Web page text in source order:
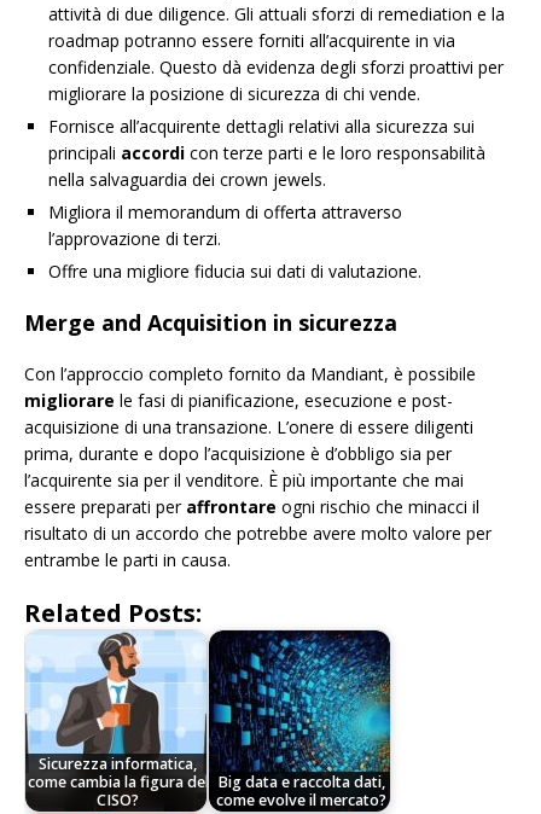
attività di due diligence. Gli attuali sforzi di remediation e la
roadmap potranno essere forniti all’acquirente in via
confidenziale. Questo dà evidenza degli sforzi proattivi per
migliorare la posizione di sicurezza di chi vende.
Fornisce all’acquirente dettagli relativi alla sicurezza sui
principali accordi con terze parti e le loro responsabilità
nella salvaguardia dei crown jewels.
Migliora il memorandum di offerta attraverso
l’approvazione di terzi.
Offre una migliore fiducia sui dati di valutazione.
Merge and Acquisition in sicurezza
Con l’approccio completo fornito da Mandiant, è possibile
migliorare le fasi di pianificazione, esecuzione e post-
acquisizione di una transazione. L’onere di essere diligenti
prima, durante e dopo l’acquisizione è d’obbligo sia per
l’acquirente sia per il venditore. È più importante che mai
essere preparati per affrontare ogni rischio che minacci il
risultato di un accordo che potrebbe avere molto valore per
entrambe le parti in causa.
Related Posts:
Sicurezza informatica,
come cambia la figura del
CISO?
Big data e raccolta dati,
come evolve il mercato?